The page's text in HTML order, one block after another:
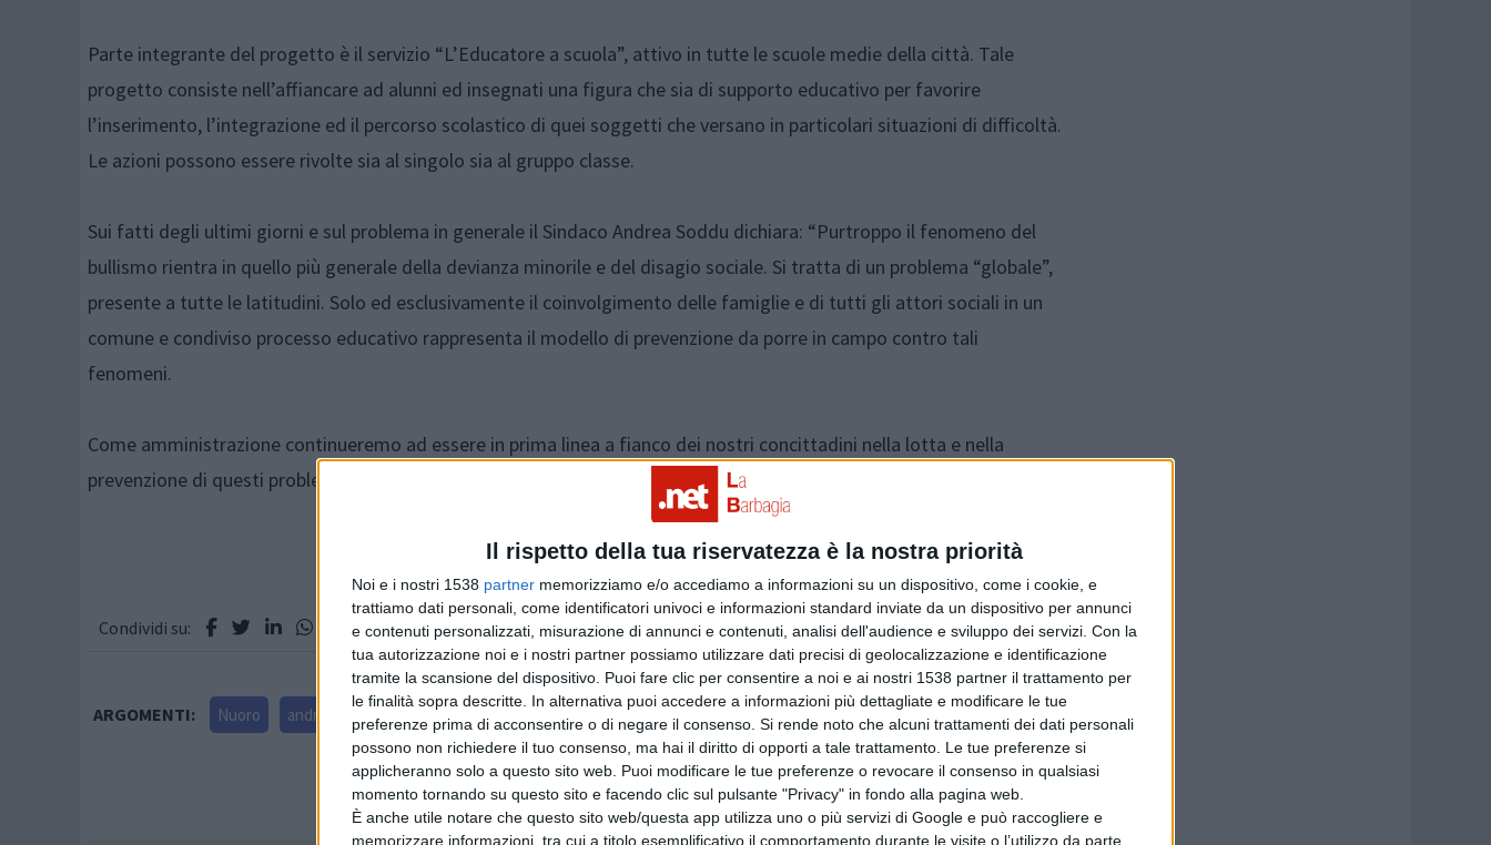
Il rispetto della tua riservatezza è la nostra priorità
Noi e i nostri 1538 partner memorizziamo e/o accediamo a informazioni su un dispositivo, come i cookie, e
trattiamo dati personali, come identificatori univoci e informazioni standard inviate da un dispositivo per annunci
e contenuti personalizzati, misurazione di annunci e contenuti, analisi dell'audience e sviluppo dei servizi. Con la
tua autorizzazione noi e i nostri partner possiamo utilizzare dati precisi di geolocalizzazione e identificazione
tramite la scansione del dispositivo. Puoi fare clic per consentire a noi e ai nostri 1538 partner il trattamento per
le finalità sopra descritte. In alternativa puoi accedere a informazioni più dettagliate e modificare le tue
preferenze prima di acconsentire o di negare il consenso. Si rende noto che alcuni trattamenti dei dati personali
possono non richiedere il tuo consenso, ma hai il diritto di opporti a tale trattamento. Le tue preferenze si
applicheranno solo a questo sito web. Puoi modificare le tue preferenze o revocare il consenso in qualsiasi
momento tornando su questo sito e facendo clic sul pulsante "Privacy" in fondo alla pagina web.
È anche utile notare che questo sito web/questa app utilizza uno o più servizi di Google e può raccogliere e
memorizzare informazioni, tra cui a titolo esemplificativo il comportamento durante le visite o l’utilizzo da parte
Parte integrante del progetto è il servizio “L’Educatore a scuola”, attivo in tutte le scuole medie della città. Tale
progetto consiste nell’affiancare ad alunni ed insegnati una figura che sia di supporto educativo per favorire
l’inserimento, l’integrazione ed il percorso scolastico di quei soggetti che versano in particolari situazioni di difficoltà.
Le azioni possono essere rivolte sia al singolo sia al gruppo classe.
Sui fatti degli ultimi giorni e sul problema in generale il Sindaco Andrea Soddu dichiara: “Purtroppo il fenomeno del
bullismo rientra in quello più generale della devianza minorile e del disagio sociale. Si tratta di un problema “globale”,
presente a tutte le latitudini. Solo ed esclusivamente il coinvolgimento delle famiglie e di tutti gli attori sociali in un
comune e condiviso processo educativo rappresenta il modello di prevenzione da porre in campo contro tali
fenomeni.
Come amministrazione continueremo ad essere in prima linea a fianco dei nostri concittadini nella lotta e nella
prevenzione di questi problemi. ”
Condividi su:
ARGOMENTI: Nuoro andrea soddu bullismo